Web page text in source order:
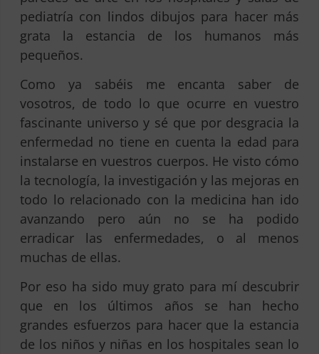
pediatría con lindos dibujos para hacer más
grata la estancia de los humanos más
pequeños.
Como ya sabéis me encanta saber de
vosotros, de todo lo que ocurre en vuestro
fascinante universo y sé que por desgracia la
enfermedad no tiene en cuenta la edad para
instalarse en vuestros cuerpos. He visto cómo
la tecnología, la investigación y las mejoras en
todo lo relacionado con la medicina han ido
avanzando pero aún no se ha podido
erradicar las enfermedades, o al menos
muchas de ellas.
Por eso ha sido muy grato para mí descubrir
que en los últimos años se han hecho
grandes esfuerzos para hacer que la estancia
de los niños y niñas en los hospitales sean lo